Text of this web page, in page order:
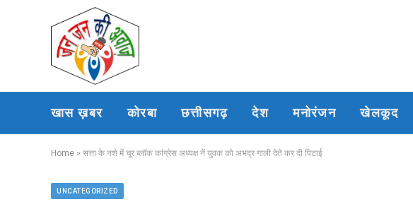
खास ख़बर कोरबा छत्तीसगढ़ देश मनोरंजन खेलकूद
Home » सत्ता के नशे में चूर ब्लॉक कांग्रेस अध्यक्ष नें युवक को अभद्र गाली देते कर दी पिटाई
UNCATEGORIZED